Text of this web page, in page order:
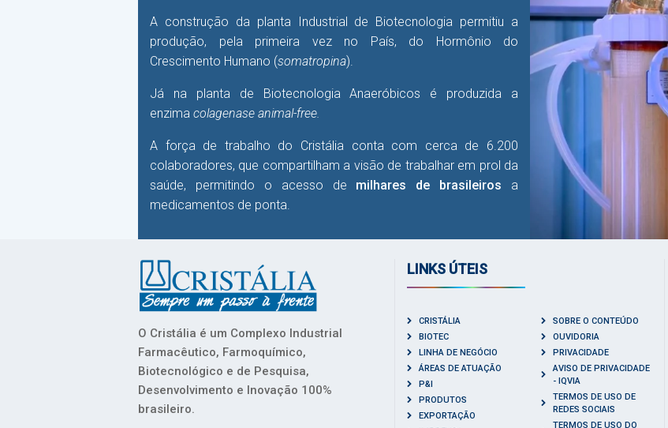
A construção da planta Industrial de Biotecnologia permitiu a
produção, pela primeira vez no País, do Hormônio do
Crescimento Humano (somatropina).
Já na planta de Biotecnologia Anaeróbicos é produzida a
enzima colagenase animal-free.
A força de trabalho do Cristália conta com cerca de 6.200
colaboradores, que compartilham a visão de trabalhar em prol da
saúde, permitindo o acesso de milhares de brasileiros a
medicamentos de ponta.
O Cristália é um Complexo Industrial
Farmacêutico, Farmoquímico,
Biotecnológico e de Pesquisa,
Desenvolvimento e Inovação 100%
brasileiro.
LINKS ÚTEIS
CRISTÁLIA
BIOTEC
LINHA DE NEGÓCIO
ÁREAS DE ATUAÇÃO
P&I
PRODUTOS
EXPORTAÇÃO
SOBRE O CONTEÚDO
OUVIDORIA
PRIVACIDADE
AVISO DE PRIVACIDADE
- IQVIA
TERMOS DE USO DE
REDES SOCIAIS
TERMOS DE USO DO